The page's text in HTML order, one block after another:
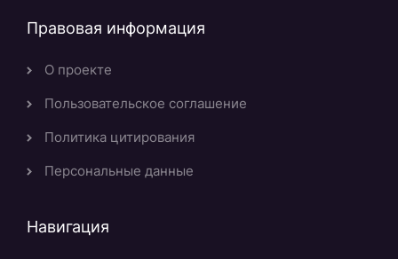
Правовая информация
О проекте
Пользовательское соглашение
Политика цитирования
Персональные данные
Навигация